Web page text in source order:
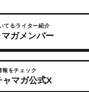
てるライター紹介
ガメンバー
報をチェック
ャマガ公式X